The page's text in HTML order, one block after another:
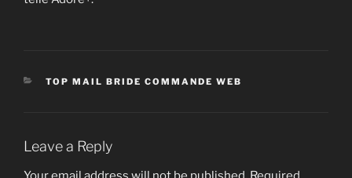
CATEGORIES
TOP MAIL BRIDE COMMANDE WEB
Leave a Reply